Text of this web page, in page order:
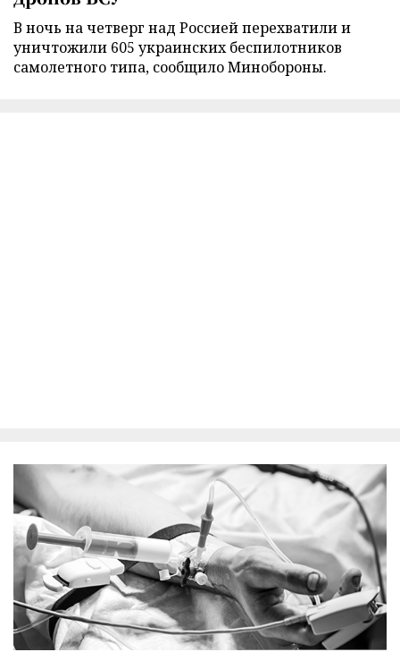
В ночь на четверг над Россией перехватили и
уничтожили 605 украинских беспилотников
самолетного типа, сообщило Минобороны.